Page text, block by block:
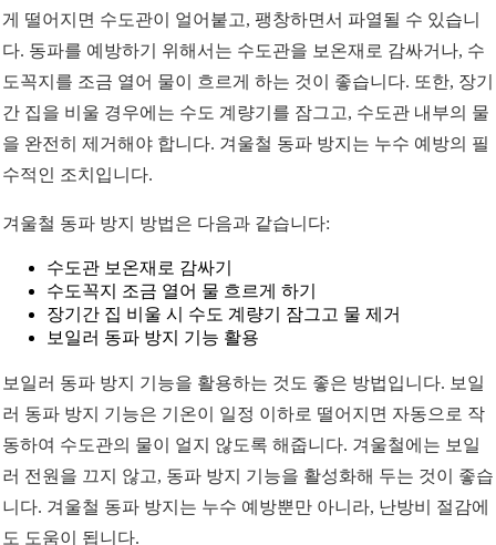
게 떨어지면 수도관이 얼어붙고, 팽창하면서 파열될 수 있습니
다. 동파를 예방하기 위해서는 수도관을 보온재로 감싸거나, 수
도꼭지를 조금 열어 물이 흐르게 하는 것이 좋습니다. 또한, 장기
간 집을 비울 경우에는 수도 계량기를 잠그고, 수도관 내부의 물
을 완전히 제거해야 합니다. 겨울철 동파 방지는 누수 예방의 필
수적인 조치입니다.
겨울철 동파 방지 방법은 다음과 같습니다:
수도관 보온재로 감싸기
수도꼭지 조금 열어 물 흐르게 하기
장기간 집 비울 시 수도 계량기 잠그고 물 제거
보일러 동파 방지 기능 활용
보일러 동파 방지 기능을 활용하는 것도 좋은 방법입니다. 보일
러 동파 방지 기능은 기온이 일정 이하로 떨어지면 자동으로 작
동하여 수도관의 물이 얼지 않도록 해줍니다. 겨울철에는 보일
러 전원을 끄지 않고, 동파 방지 기능을 활성화해 두는 것이 좋습
니다. 겨울철 동파 방지는 누수 예방뿐만 아니라, 난방비 절감에
도 도움이 됩니다.